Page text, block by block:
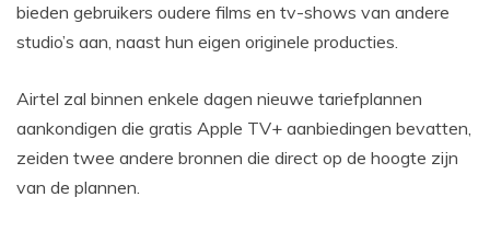
bieden gebruikers oudere films en tv-shows van andere
studio’s aan, naast hun eigen originele producties.
Airtel zal binnen enkele dagen nieuwe tariefplannen
aankondigen die gratis Apple TV+ aanbiedingen bevatten,
zeiden twee andere bronnen die direct op de hoogte zijn
van de plannen.